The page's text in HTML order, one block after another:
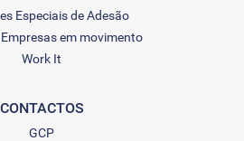
Especiais de Adesão
em movimento
Work It
CONTACTOS
GCP